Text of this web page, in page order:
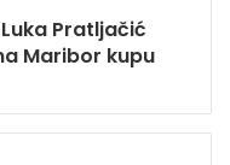
Pratljačić
Maribor kupu